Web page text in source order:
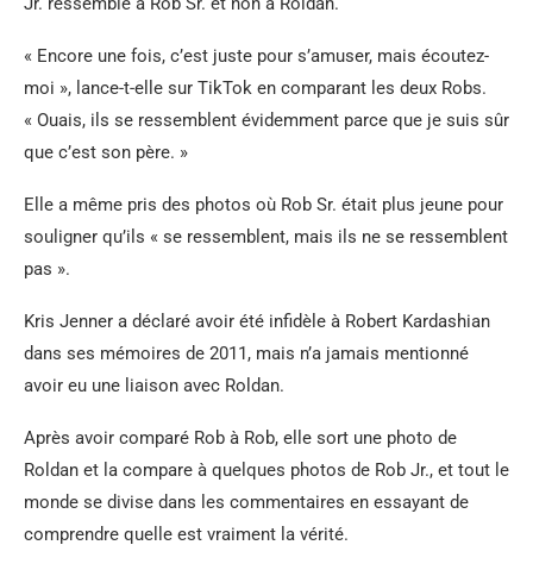
« Encore une fois, c’est juste pour s’amuser, mais écoutez-
moi », lance-t-elle sur TikTok en comparant les deux Robs.
« Ouais, ils se ressemblent évidemment parce que je suis sûr
que c’est son père. »
Elle a même pris des photos où Rob Sr. était plus jeune pour
souligner qu’ils « se ressemblent, mais ils ne se ressemblent
pas ».
Kris Jenner a déclaré avoir été infidèle à Robert Kardashian
dans ses mémoires de 2011, mais n’a jamais mentionné
avoir eu une liaison avec Roldan.
Après avoir comparé Rob à Rob, elle sort une photo de
Roldan et la compare à quelques photos de Rob Jr., et tout le
monde se divise dans les commentaires en essayant de
comprendre quelle est vraiment la vérité.